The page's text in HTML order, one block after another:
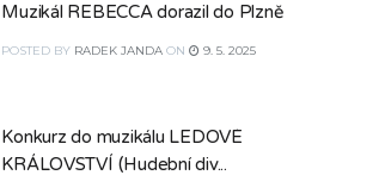
Muzikál REBECCA dorazil do Plzně
POSTED BY RADEK JANDA ON 9. 5. 2025
Konkurz do muzikálu LEDOVÉ
KRÁLOVSTVÍ (Hudební div...